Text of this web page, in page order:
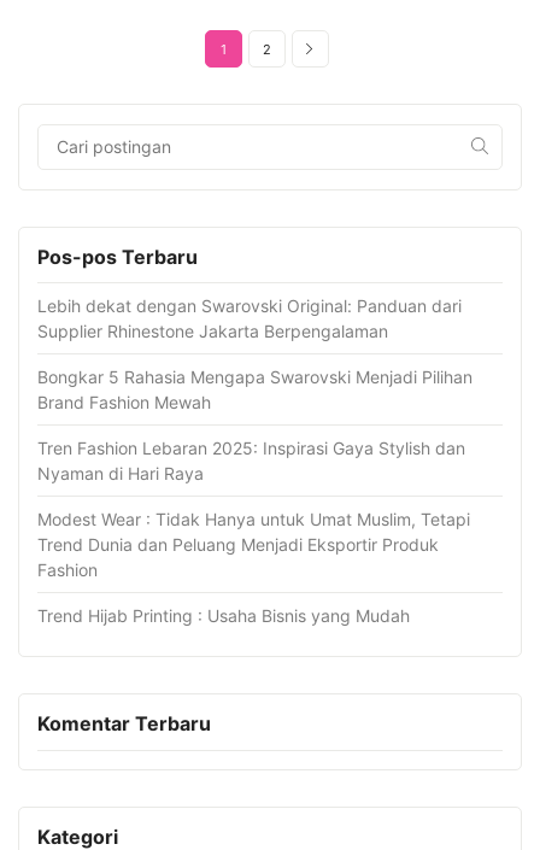
1 2
Pos-pos Terbaru
Lebih dekat dengan Swarovski Original: Panduan dari
Supplier Rhinestone Jakarta Berpengalaman
Bongkar 5 Rahasia Mengapa Swarovski Menjadi Pilihan
Brand Fashion Mewah
Tren Fashion Lebaran 2025: Inspirasi Gaya Stylish dan
Nyaman di Hari Raya
Modest Wear : Tidak Hanya untuk Umat Muslim, Tetapi
Trend Dunia dan Peluang Menjadi Eksportir Produk
Fashion
Trend Hijab Printing : Usaha Bisnis yang Mudah
Komentar Terbaru
Kategori